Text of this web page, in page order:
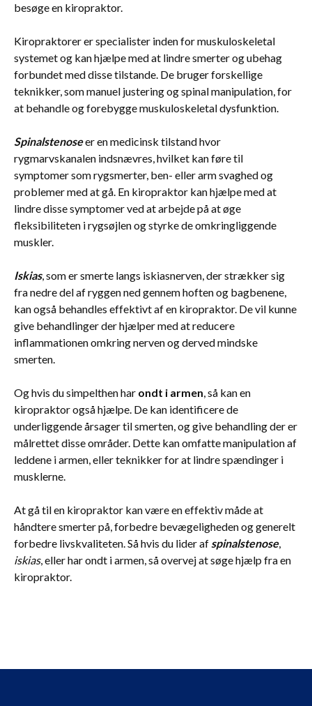
besøge en kiropraktor.
Kiropraktorer er specialister inden for muskuloskeletal
systemet og kan hjælpe med at lindre smerter og ubehag
forbundet med disse tilstande. De bruger forskellige
teknikker, som manuel justering og spinal manipulation, for
at behandle og forebygge muskuloskeletal dysfunktion.
Spinalstenoseer en medicinsk tilstand hvor
rygmarvskanalen indsnævres, hvilket kan føre til
symptomer som rygsmerter, ben- eller arm svaghed og
problemer med at gå. En kiropraktor kan hjælpe med at
lindre disse symptomer ved at arbejde på at øge
fleksibiliteten i rygsøjlen og styrke de omkringliggende
muskler.
Iskias, som er smerte langs iskiasnerven, der strækker sig
fra nedre del af ryggen ned gennem hoften og bagbenene,
kan også behandles effektivt af en kiropraktor. De vil kunne
give behandlinger der hjælper med at reducere
inflammationen omkring nerven og derved mindske
smerten.
Og hvis du simpelthen har ondt i armen, så kan en
kiropraktor også hjælpe. De kan identificere de
underliggende årsager til smerten, og give behandling der er
målrettet disse områder. Dette kan omfatte manipulation af
leddene i armen, eller teknikker for at lindre spændinger i
musklerne.
At gå til en kiropraktor kan være en effektiv måde at
håndtere smerter på, forbedre bevægeligheden og generelt
forbedre livskvaliteten. Så hvis du lider af spinalstenose,
iskias, eller har ondt i armen, så overvej at søge hjælp fra en
kiropraktor.